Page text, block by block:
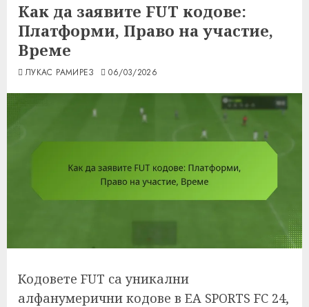
Как да заявите FUT кодове:
Платформи, Право на участие,
Време
ЛУКАС РАМИРЕЗ 06/03/2026
Кодовете FUT са уникални
алфанумерични кодове в EA SPORTS FC 24,